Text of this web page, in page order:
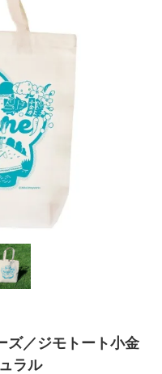
ズ／ジモトート小金
ラル